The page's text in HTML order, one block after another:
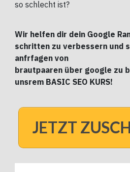
so schlecht ist?
Wir helfen dir dein Google
schritten zu verbessern und
anfrfagen von
brautpaaren über google zu
unsrem BASIC SEO KURS!
JETZT